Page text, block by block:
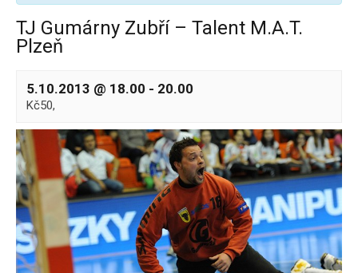
TJ Gumárny Zubří – Talent M.A.T.
Plzeň
5.10.2013 @ 18.00 - 20.00
Kč50,